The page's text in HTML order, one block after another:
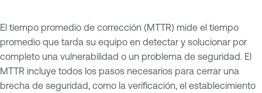
El tiempo promedio de corrección (MTTR) mide el tiempo
promedio que tarda su equipo en detectar y solucionar por
completo una vulnerabilidad o un problema de seguridad. El
MTTR incluye todos los pasos necesarios para cerrar una
brecha de seguridad, como la verificación, el establecimiento